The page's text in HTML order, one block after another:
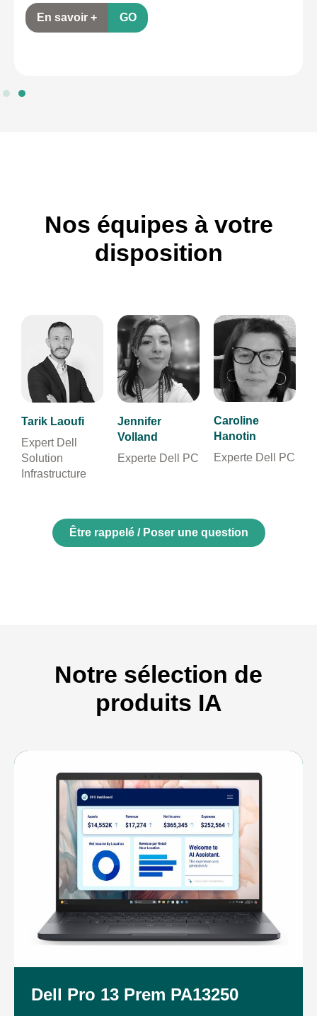
En savoir + GO
Nos équipes à votre
disposition
Tarik Laoufi
Expert Dell
Solution
Infrastructure
Jennifer
Volland
Experte Dell PC
Caroline
Hanotin
Experte Dell PC
Être rappelé / Poser une question
Notre sélection de
produits IA
Dell Pro 13 Prem PA13250